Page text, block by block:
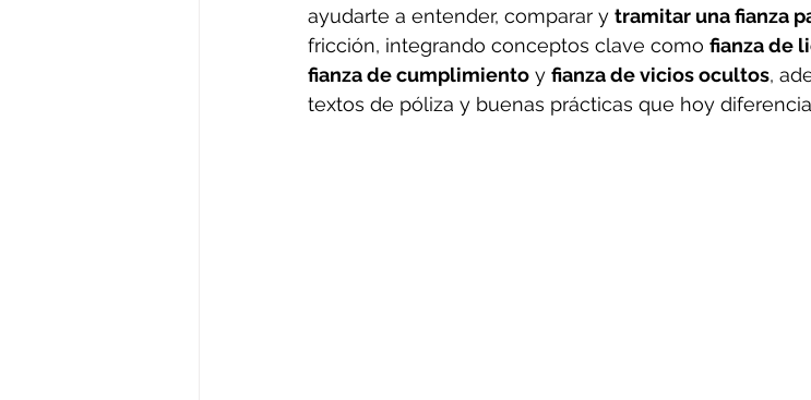
ayudarte a entender, comparar y tramitar una fianza
fricción, integrando conceptos clave como fianza de
fianza de cumplimiento y fianza de vicios ocultos,
textos de póliza y buenas prácticas que hoy